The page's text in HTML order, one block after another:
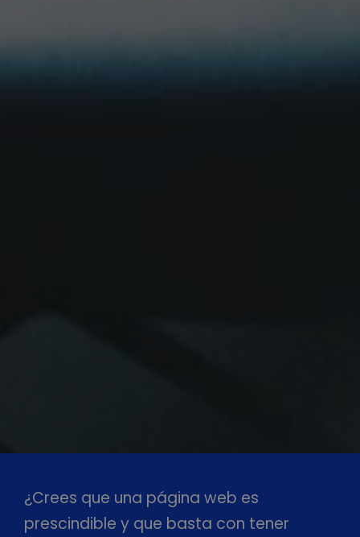
¿Crees que una página web es
prescindible y que basta con tener